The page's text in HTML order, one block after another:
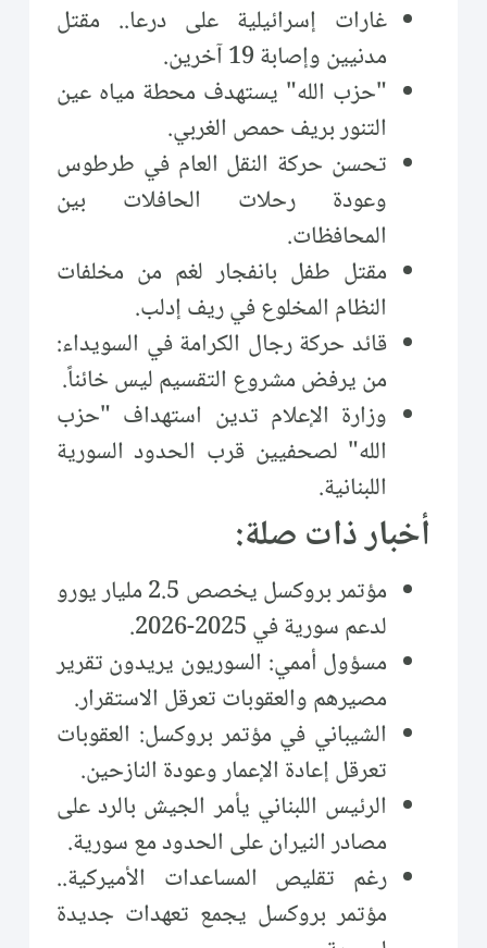
غارات إسرائيلية على درعا.. مقتل
مدنيين وإصابة 19 آخرين.
"حزب الله" يستهدف محطة مياه عين
التنور بريف حمص الغربي.
تحسن حركة النقل العام في طرطوس
وعودة رحلات الحافلات بين
المحافظات.
مقتل طفل بانفجار لغم من مخلفات
النظام المخلوع في ريف إدلب.
قائد حركة رجال الكرامة في السويداء:
من يرفض مشروع التقسيم ليس خائناً.
وزارة الإعلام تدين استهداف "حزب
الله" لصحفيين قرب الحدود السورية
اللبنانية.
أخبار ذات صلة:
مؤتمر بروكسل يخصص 2.5 مليار يورو
لدعم سورية في 2025-2026.
مسؤول أممي: السوريون يريدون تقرير
مصيرهم والعقوبات تعرقل الاستقرار.
الشيباني في مؤتمر بروكسل: العقوبات
تعرقل إعادة الإعمار وعودة النازحين.
الرئيس اللبناني يأمر الجيش بالرد على
مصادر النيران على الحدود مع سورية.
رغم تقليص المساعدات الأميركية..
مؤتمر بروكسل يجمع تعهدات جديدة